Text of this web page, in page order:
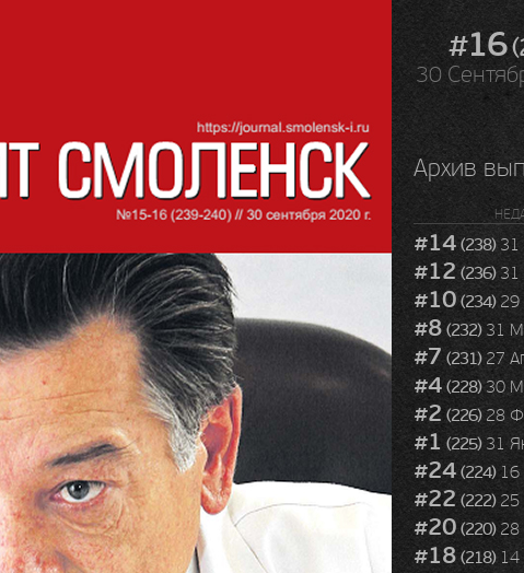
#16
30
Архив
#14 (238)31
#12 (236)31
#10 (234)29
#8 (232)31
#7 (231)27
#4 (228)30
#2 (226)28
#1 (225)31
#24 (224)16
#22 (222)25
#20 (220)28
#18 (218)14